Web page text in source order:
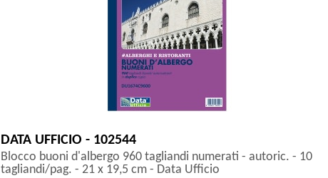
DATA UFFICIO - 102544
Blocco buoni d'albergo 960 tagliandi numerati - autoric. - 10
tagliandi/pag. - 21 x 19,5 cm - Data Ufficio